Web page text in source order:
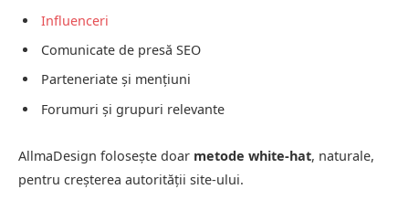
Influenceri
Comunicate de presă SEO
Parteneriate și mențiuni
Forumuri și grupuri relevante
AllmaDesign folosește doar metode white-hat, naturale,
pentru creșterea autorității site-ului.